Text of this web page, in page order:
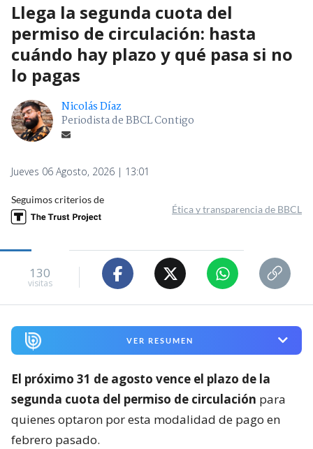
Llega la segunda cuota del
permiso de circulación: hasta
cuándo hay plazo y qué pasa si no
lo pagas
Nicolás Díaz
Periodista de BBCL Contigo
Jueves 06 Agosto, 2026 | 13:01
Seguimos criterios de
Ética y transparencia de BBCL
130
visitas
VER RESUMEN
El próximo 31 de agosto vence el plazo de la
segunda cuota del permiso de circulación para
quienes optaron por esta modalidad de pago en
febrero pasado.